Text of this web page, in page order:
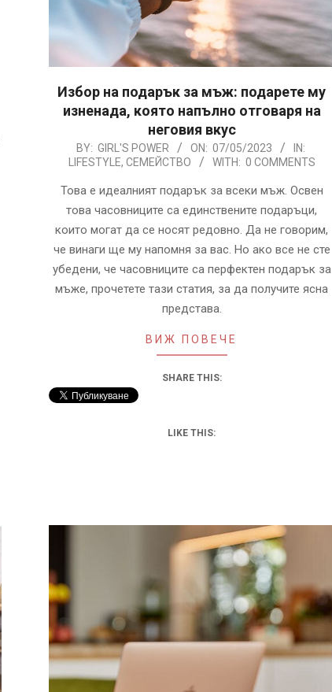
Избор на подарък за мъж: подарете му
изненада, която напълно отговаря на
неговия вкус
2023-BY: GIRL'S POWER ON: 07/05/2023
IN:
LIFESTYLE, СЕМЕЙСТВО WITH: 0 COMMENTS
Това е идеалният подарък за всеки мъж. Освен
това часовниците са единствените подаръци,
които могат да се носят редовно. Да не говорим,
че винаги ще му напомня за вас. Но ако все не сте
убедени, че часовниците са перфектен подарък за
мъже, прочетете тази статия, за да получите ясна
представа.
ВИЖ ПОВЕЧЕ
SHARE THIS:
LIKE THIS: